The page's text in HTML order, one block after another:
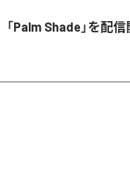
「Palm Shade」を配